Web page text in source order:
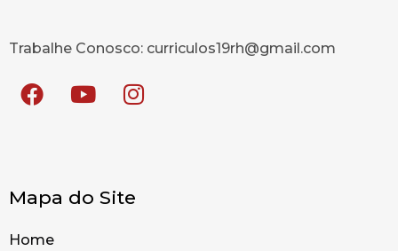
Trabalhe Conosco: curriculos19rh@gmail.com
Mapa do Site
Home